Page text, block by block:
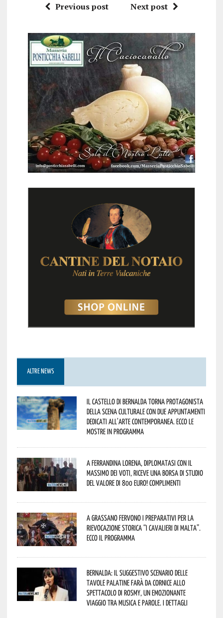
Previous post Next post
ALTRE NEWS
Il Castello di Bernalda torna protagonista
della scena culturale con due appuntamenti
dedicati all’arte contemporanea. Ecco le
mostre in programma
A Ferrandina Lorena, diplomatasi con il
massimo dei voti, riceve una borsa di studio
del valore di 800 euro! Complimenti
A Grassano fervono i preparativi per la
Rievocazione Storica “I CAVALIERI DI MALTA”.
Ecco il programma
Bernalda: il suggestivo scenario delle
Tavole Palatine farà da cornice allo
spettacolo di Rosmy, un emozionante
viaggio tra musica e parole. I dettagli